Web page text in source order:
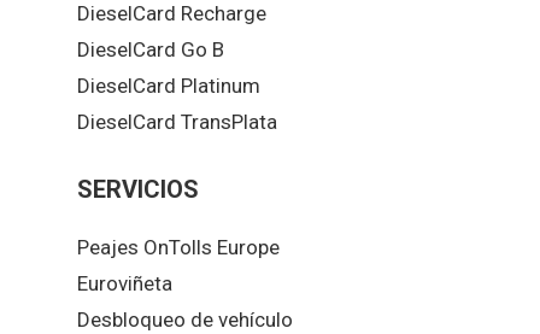
DieselCard Recharge
DieselCard Go B
DieselCard Platinum
DieselCard TransPlata
SERVICIOS
Peajes OnTolls Europe
Euroviñeta
Desbloqueo de vehículo